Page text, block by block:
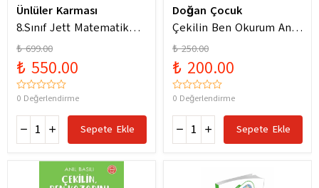
Ünlüler Karması
8.Sınıf Jett Matematik
Fasiküller Soru Bankası /
Kolektif / Ünlüler
Karması / 9786256529786
₺ 699.00
₺ 550.00
0 Değerlendirme
Sepete Ekle
Doğan Çocuk
Çekilin Ben Okurum Anıl
Basılı Eğlenceli
Hikayeler
₺ 250.00
₺ 200.00
0 Değerlendirme
Sepete Ekle